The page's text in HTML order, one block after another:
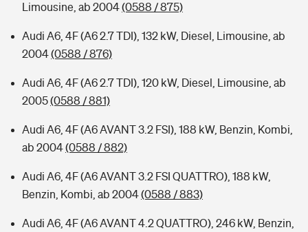
Limousine, ab 2004(0588 / 875)
Audi A6, 4F (A6 2.7 TDI), 132 kW, Diesel, Limousine, ab
2004(0588 / 876)
Audi A6, 4F (A6 2.7 TDI), 120 kW, Diesel, Limousine, ab
2005(0588 / 881)
Audi A6, 4F (A6 AVANT 3.2 FSI), 188 kW, Benzin, Kombi,
ab 2004(0588 / 882)
Audi A6, 4F (A6 AVANT 3.2 FSI QUATTRO), 188 kW,
Benzin, Kombi, ab 2004(0588 / 883)
Audi A6, 4F (A6 AVANT 4.2 QUATTRO), 246 kW, Benzin,